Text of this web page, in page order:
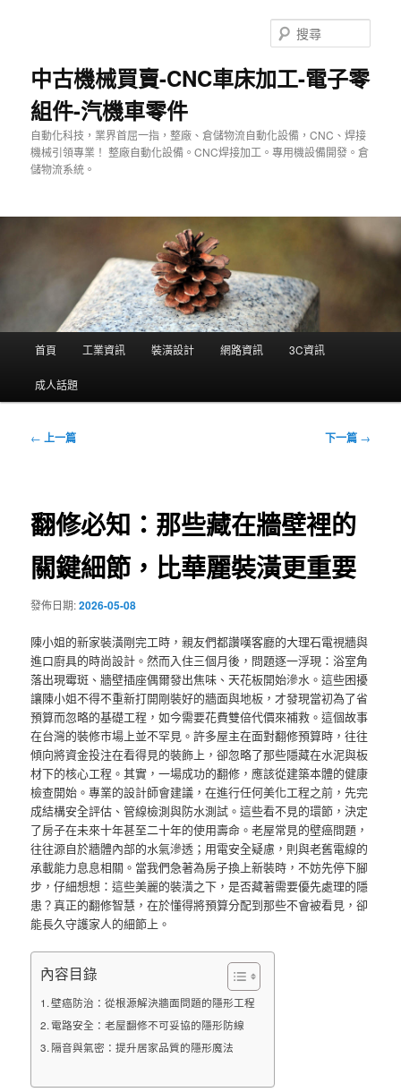
中古機械買賣-CNC車床加工-電子零
組件-汽機車零件
自動化科技，業界首屈一指，整廠、倉儲物流自動化設備，CNC、焊接
機械引領專業！ 整廠自動化設備。CNC焊接加工。專用機設備開發。倉
儲物流系統。
尋
單
首頁 工業資訊 裝潢設計 網路資訊 3C資訊
成人話題
文
← 上一篇 下一篇 →
翻修必知：那些藏在牆壁裡的
關鍵細節，比華麗裝潢更重要
發佈日期:2026-05-08
陳小姐的新家裝潢剛完工時，親友們都讚嘆客廳的大理石電視牆與
進口廚具的時尚設計。然而入住三個月後，問題逐一浮現：浴室角
落出現霉斑、牆壁插座偶爾發出焦味、天花板開始滲水。這些困擾
讓陳小姐不得不重新打開剛裝好的牆面與地板，才發現當初為了省
預算而忽略的基礎工程，如今需要花費雙倍代價來補救。這個故事
在台灣的裝修市場上並不罕見。許多屋主在面對翻修預算時，往往
傾向將資金投注在看得見的裝飾上，卻忽略了那些隱藏在水泥與板
材下的核心工程。其實，一場成功的翻修，應該從建築本體的健康
檢查開始。專業的設計師會建議，在進行任何美化工程之前，先完
成結構安全評估、管線檢測與防水測試。這些看不見的環節，決定
了房子在未來十年甚至二十年的使用壽命。老屋常見的壁癌問題，
往往源自於牆體內部的水氣滲透；用電安全疑慮，則與老舊電線的
承載能力息息相關。當我們急著為房子換上新裝時，不妨先停下腳
步，仔細想想：這些美麗的裝潢之下，是否藏著需要優先處理的隱
患？真正的翻修智慧，在於懂得將預算分配到那些不會被看見，卻
能長久守護家人的細節上。
內容目錄
壁癌防治：從根源解決牆面問題的隱形工程
電路安全：老屋翻修不可妥協的隱形防線
隔音與氣密：提升居家品質的隱形魔法